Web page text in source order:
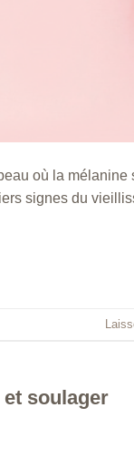
où la mélanine
signes du
et soulager